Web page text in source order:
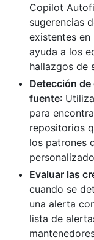
Copilot
sugerencias
existentes en
ayuda a los
hallazgos de
Detección
fuente:
para
repositorios
los patrones
Evaluar las
cuando se
una alerta
lista de